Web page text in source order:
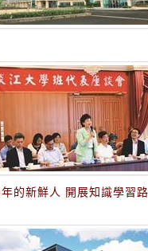
的新鮮人 開展知識學習